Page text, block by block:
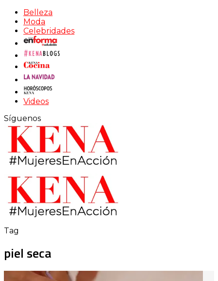
Belleza
Moda
Celebridades
Videos
Síguenos
Tag
piel seca